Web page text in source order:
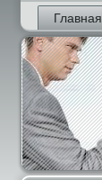
Главная